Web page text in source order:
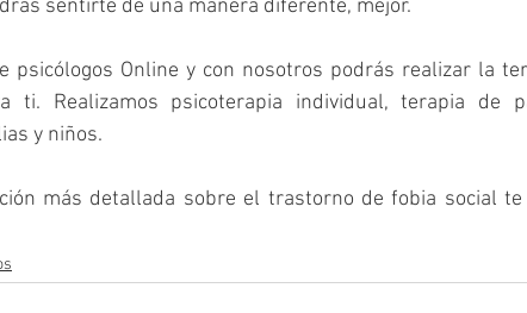
sentirte de una manera diferente, mejor.
psicólogos Online y con nosotros podrás realizar la
ti. Realizamos psicoterapia individual, terapia de
y niños.